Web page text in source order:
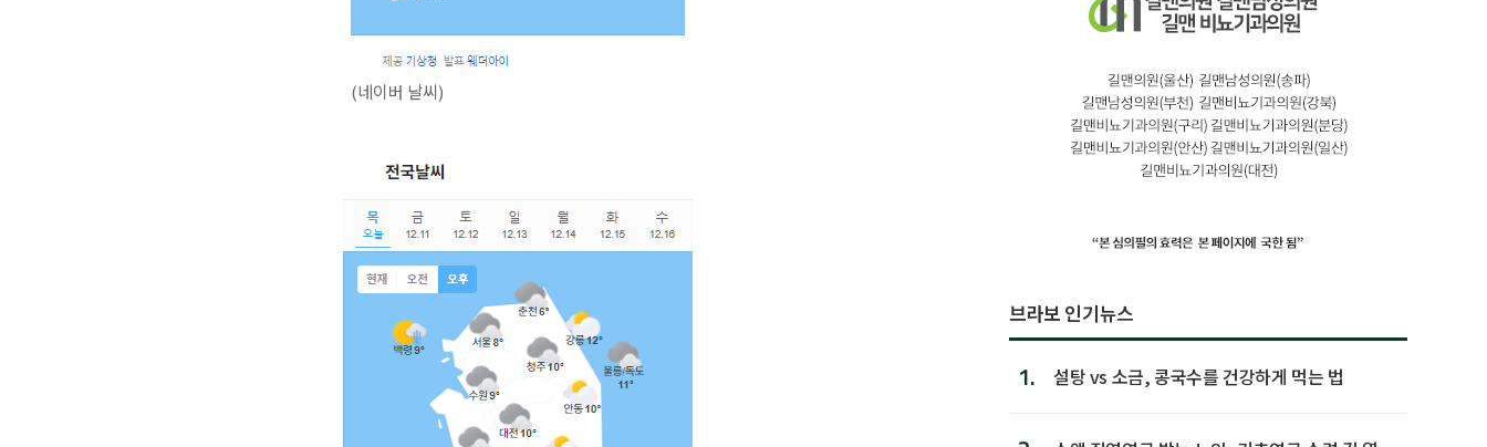
(네이버 날씨)
브라보 인기뉴스
1. 설탕 vs 소금, 콩국수를 건강하게 먹는 법